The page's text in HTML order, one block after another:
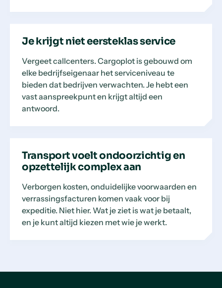
Je krijgt niet eersteklas service
Vergeet callcenters. Cargoplot is gebouwd om
elke bedrijfseigenaar het serviceniveau te
bieden dat bedrijven verwachten. Je hebt een
vast aanspreekpunt en krijgt altijd een
antwoord.
Transport voelt ondoorzichtig en
opzettelijk complex aan
Verborgen kosten, onduidelijke voorwaarden en
verrassingsfacturen komen vaak voor bij
expeditie. Niet hier. Wat je ziet is wat je betaalt,
en je kunt altijd kiezen met wie je werkt.